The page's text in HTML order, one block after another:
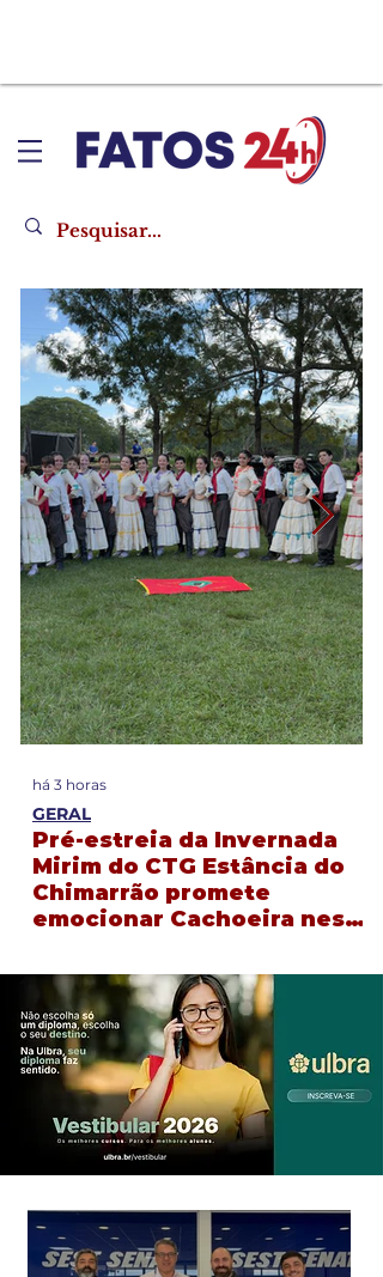
Pré-estreia da Invernada
Mirim do CTG Estância do
Chimarrão promete
emocionar Cachoeira neste
GERAL
há 3 horas